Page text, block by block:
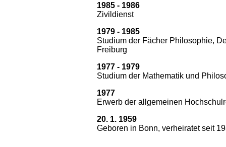
1985 - 1986
Zivildienst
1979 - 1985
Studium der Fächer Philosophie,
Freiburg
1977 - 1979
Studium der Mathematik und
1977
Erwerb der allgemeinen
20. 1. 1959
Geboren in Bonn, verheiratet seit